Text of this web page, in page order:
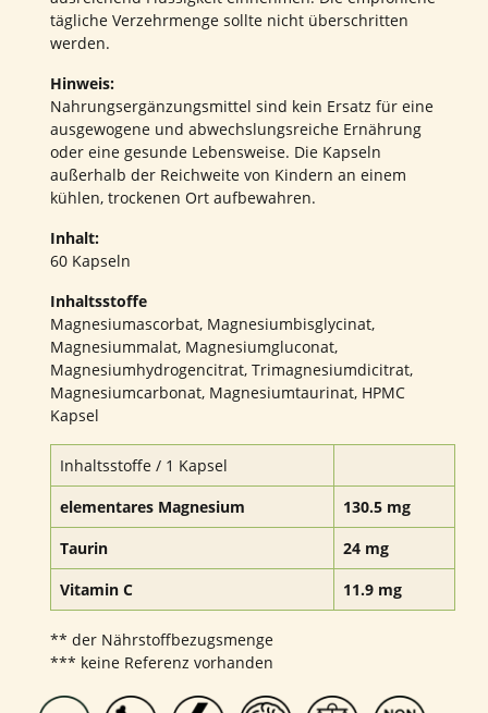
tägliche Verzehrmenge sollte nicht überschritten
werden.
Hinweis:
Nahrungsergänzungsmittel sind kein Ersatz für eine
ausgewogene und abwechslungsreiche Ernährung
oder eine gesunde Lebensweise. Die Kapseln
außerhalb der Reichweite von Kindern an einem
kühlen, trockenen Ort aufbewahren.
Inhalt:
60 Kapseln
Inhaltsstoffe
Magnesiumascorbat, Magnesiumbisglycinat,
Magnesiummalat, Magnesiumgluconat,
Magnesiumhydrogencitrat, Trimagnesiumdicitrat,
Magnesiumcarbonat, Magnesiumtaurinat, HPMC
Kapsel
Inhaltsstoffe / 1 Kapsel
elementares Magnesium
130.5 mg
Taurin
24 mg
Vitamin C
11.9 mg
** der Nährstoffbezugsmenge
*** keine Referenz vorhanden